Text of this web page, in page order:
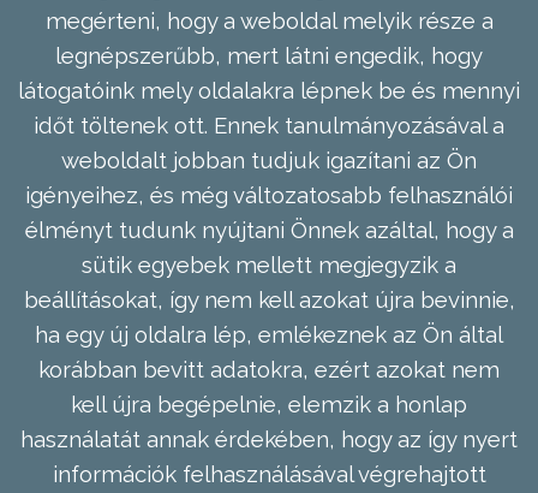
megérteni, hogy a weboldal melyik része a
legnépszerűbb, mert látni engedik, hogy
látogatóink mely oldalakra lépnek be és mennyi
időt töltenek ott. Ennek tanulmányozásával a
weboldalt jobban tudjuk igazítani az Ön
igényeihez, és még változatosabb felhasználói
élményt tudunk nyújtani Önnek azáltal, hogy a
sütik egyebek mellett megjegyzik a
beállításokat, így nem kell azokat újra bevinnie,
ha egy új oldalra lép, emlékeznek az Ön által
korábban bevitt adatokra, ezért azokat nem
kell újra begépelnie, elemzik a honlap
használatát annak érdekében, hogy az így nyert
információk felhasználásával végrehajtott